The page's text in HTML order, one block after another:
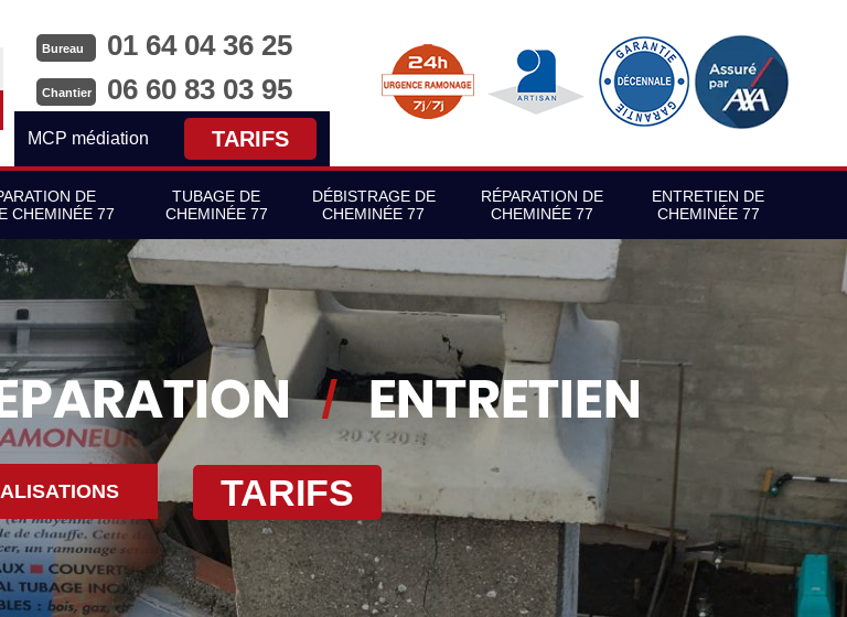
Bureau 01 64 04 36 25
Chantier 06 60 83 03 95
MCP médiation TARIFS
DE
CHEMINÉE 77
TUBAGE DE
CHEMINÉE 77
DÉBISTRAGE DE
CHEMINÉE 77
RÉPARATION DE
CHEMINÉE 77
ENTRETIEN DE
CHEMINÉE 77
TARIFS